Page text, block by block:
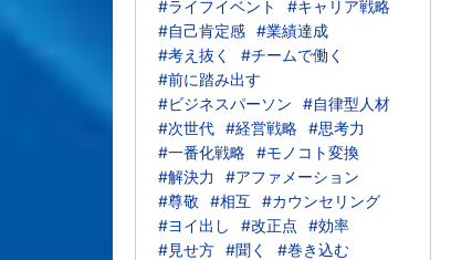
#ライフイベント
#キャリア戦略
#自己肯定感 #業績達成
#考え抜く
#チームで働く
#前に踏み出す
#ビジネスパーソン
#自律型人材
#次世代 #経営戦略 #思考力
#一番化戦略 #モノコト変換
#解決力
#アファメーション
#尊敬
#相互
#カウンセリング
#ヨイ出し
#改正点
#効率
#見せ方 #聞く
#巻き込む